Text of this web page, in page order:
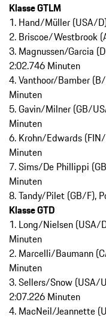
Klasse GTLM
1. Hand/Müller (USA/
2. Briscoe/Westbrook
3. Magnussen/Garcia
2:02.746 Minuten
4. Vanthoor/Bamber
Minuten
5. Gavin/Milner (GB/
Minuten
6. Krohn/Edwards
Minuten
7. Sims/De Phillippi
Minuten
8. Tandy/Pilet (GB/F),
Klasse GTD
1. Long/Nielsen (USA/
Minuten
2. Marcelli/Baumann
Minuten
3. Sellers/Snow (USA/
2:07.226 Minuten
4. MacNeil/Jeannette